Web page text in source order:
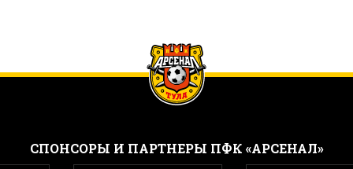
CПОНСОРЫ И ПАРТНЕРЫ ПФК «АРСЕНАЛ»